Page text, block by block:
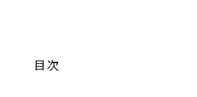
目次